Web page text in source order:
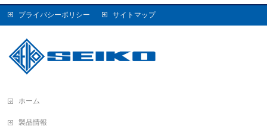
プライバシーポリシー サイトマップ
ホーム
製品情報